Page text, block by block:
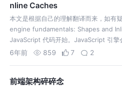
nline Caches
本文是根据自己的理解翻译而来，如有
engine fundamentals: Shapes and
JavaScript 代码开始。JavaScript 引擎
语法树（AST…
6年前 859 7 2
前端架构碎碎念